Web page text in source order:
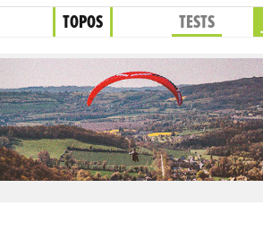
TOPOS TESTS